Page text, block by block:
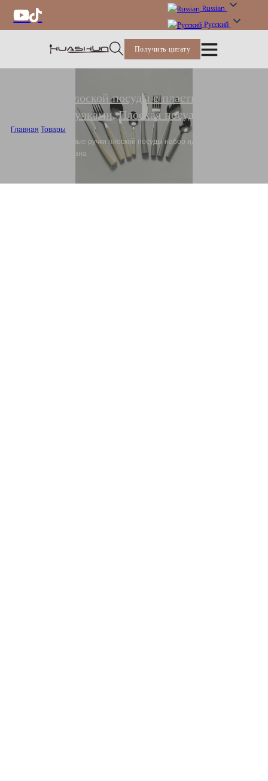
Russian
Русский
Получить цитату
Набор плоской посуды с пластиковыми
ручками,Плоская посуда
Главная Товары
Оптовая пластиковые ручки плоской посуды набор идеально подходит
для дома и ресторана